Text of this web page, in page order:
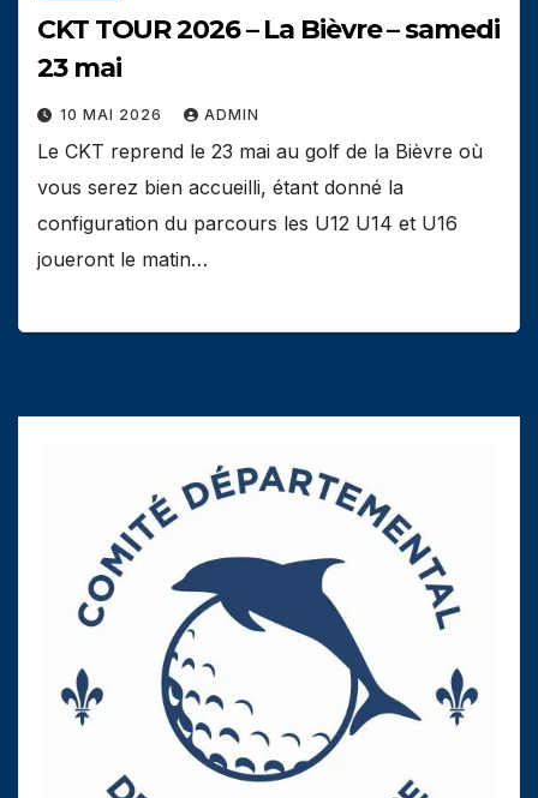
CKT TOUR 2026 – La Bièvre – samedi
23 mai
10 MAI 2026 ADMIN
Le CKT reprend le 23 mai au golf de la Bièvre où
vous serez bien accueilli, étant donné la
configuration du parcours les U12 U14 et U16
joueront le matin…